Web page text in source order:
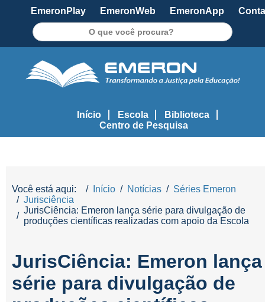
EmeronPlay EmeronWeb EmeronApp
Início Escola
Biblioteca
Centro de Pesquisa
Você está aqui: Início Notícias
Séries Emeron
Jurisciência
JurisCiência: Emeron lança série para divulgação de
produções científicas realizadas com apoio da Escola
JurisCiência: Emeron lança
série para divulgação de